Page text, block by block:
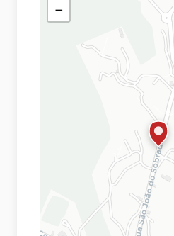
−